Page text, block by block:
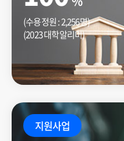
(수용정원 : 2,256명)
(2023 대학알리미)
지원사업